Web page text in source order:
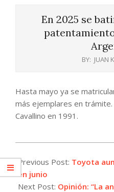
EntreEn 2025 se
BY: JUAN
Hasta mayo ya se
más ejemplares en
Cavallino en 1991.
06-
02
Previous Post: Toyota
en junio
Next Post: Opinión: “La